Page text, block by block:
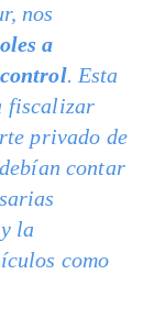
nos
a
. Esta
fiscalizar
privado de
contar
la
como